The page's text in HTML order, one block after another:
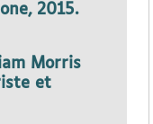
2015.
Morris
et